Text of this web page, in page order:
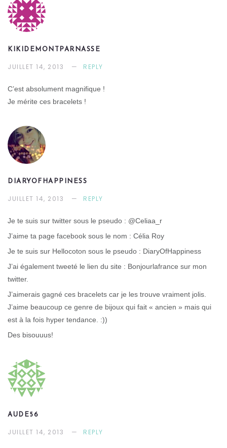
KIKIDEMONTPARNASSE
JUILLET 14, 2013 REPLY
C’est absolument magnifique !
Je mérite ces bracelets !
DIARYOFHAPPINESS
JUILLET 14, 2013 REPLY
Je te suis sur twitter sous le pseudo : @Celiaa_r
J’aime ta page facebook sous le nom : Célia Roy
Je te suis sur Hellocoton sous le pseudo : DiaryOfHappiness
J’ai également tweeté le lien du site : Bonjourlafrance sur mon
twitter.
J’aimerais gagné ces bracelets car je les trouve vraiment jolis.
J’aime beaucoup ce genre de bijoux qui fait « ancien » mais qui
est à la fois hyper tendance. :))
Des bisouuus!
AUDE56
JUILLET 14, 2013 REPLY